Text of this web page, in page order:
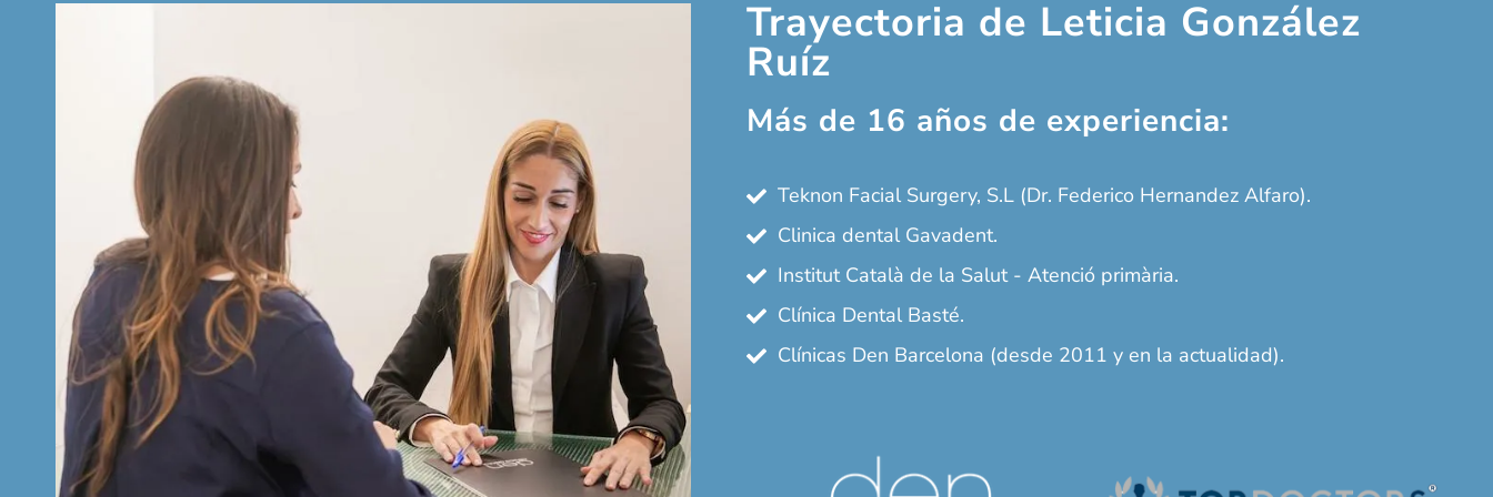
Trayectoria de Leticia González
Ruíz
Más de 16 años de experiencia:
Teknon Facial Surgery, S.L (Dr. Federico Hernandez Alfaro).
Clinica dental Gavadent.
Institut Català de la Salut - Atenció primària.
Clínica Dental Basté.
Clínicas Den Barcelona (desde 2011 y en la actualidad).